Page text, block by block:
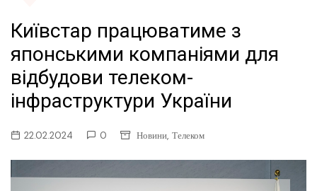
Київстар працюватиме з
японськими компаніями для
відбудови телеком-
інфраструктури України
22.02.2024 0 Новини, Телеком